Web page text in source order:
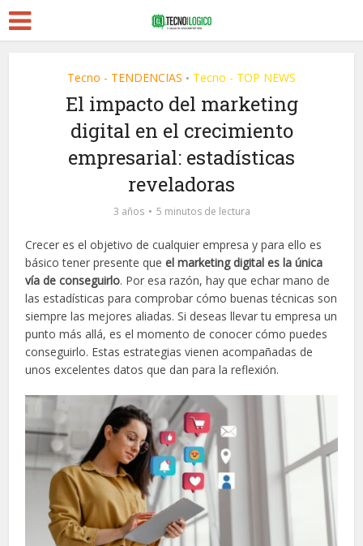
Tecno - TENDENCIAS • Tecno - TOP NEWS
El impacto del marketing
digital en el crecimiento
empresarial: estadísticas
reveladoras
3 años 5 minutos de lectura
Crecer es el objetivo de cualquier empresa y para ello es
básico tener presente queel marketing digital es la única
vía de conseguirlo. Por esa razón, hay que echar mano de
las estadísticas para comprobar cómo buenas técnicas son
siempre las mejores aliadas. Si deseas llevar tu empresa un
punto más allá, es el momento de conocer cómo puedes
conseguirlo. Estas estrategias vienen acompañadas de
unos excelentes datos que dan para la reflexión.